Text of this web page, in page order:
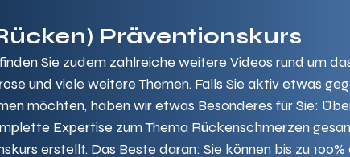
Präventionskurs
Sie zudem zahlreiche weitere Videos rund um
und viele weitere Themen. Falls Sie aktiv etwas
möchten, haben wir etwas Besonderes für Sie:
Expertise zum Thema Rückenschmerzen
erstellt. Das Beste daran: Sie können bis zu 100%